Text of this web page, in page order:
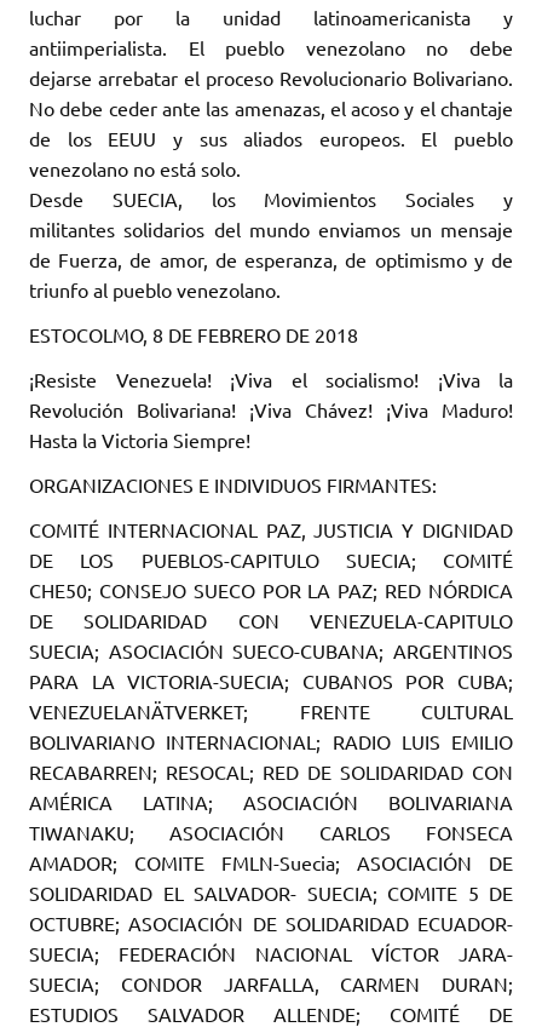
luchar por la unidad latinoamericanista y
antiimperialista. El pueblo venezolano no debe
dejarse arrebatar el proceso Revolucionario Bolivariano.
No debe ceder ante las amenazas, el acoso y el chantaje
de los EEUU y sus aliados europeos. El pueblo
venezolano no está solo.
Desde SUECIA, los Movimientos Sociales y
militantes solidarios del mundo enviamos un mensaje
de Fuerza, de amor, de esperanza, de optimismo y de
triunfo al pueblo venezolano.
ESTOCOLMO, 8 DE FEBRERO DE 2018
¡Resiste Venezuela! ¡Viva el socialismo! ¡Viva la
Revolución Bolivariana! ¡Viva Chávez! ¡Viva Maduro!
Hasta la Victoria Siempre!
ORGANIZACIONES E INDIVIDUOS FIRMANTES:
COMITÉ INTERNACIONAL PAZ, JUSTICIA Y DIGNIDAD
DE LOS PUEBLOS-CAPITULO SUECIA; COMITÉ
CHE50; CONSEJO SUECO POR LA PAZ; RED NÓRDICA
DE SOLIDARIDAD CON VENEZUELA-CAPITULO
SUECIA; ASOCIACIÓN SUECO-CUBANA; ARGENTINOS
PARA LA VICTORIA-SUECIA; CUBANOS POR CUBA;
VENEZUELANÄTVERKET; FRENTE CULTURAL
BOLIVARIANO INTERNACIONAL; RADIO LUIS EMILIO
RECABARREN; RESOCAL; RED DE SOLIDARIDAD CON
AMÉRICA LATINA; ASOCIACIÓN BOLIVARIANA
TIWANAKU; ASOCIACIÓN CARLOS FONSECA
AMADOR; COMITE FMLN-Suecia; ASOCIACIÓN DE
SOLIDARIDAD EL SALVADOR- SUECIA; COMITE 5 DE
OCTUBRE; ASOCIACIÓN DE SOLIDARIDAD ECUADOR-
SUECIA; FEDERACIÓN NACIONAL VÍCTOR JARA-
SUECIA; CONDOR JARFALLA, CARMEN DURAN;
ESTUDIOS SALVADOR ALLENDE; COMITÉ DE